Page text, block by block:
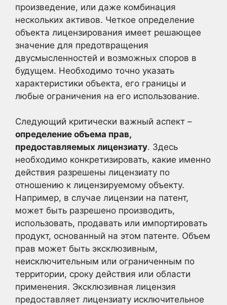
произведение, или даже комбинация
нескольких активов. Четкое определение
объекта лицензирования имеет решающее
значение для предотвращения
двусмысленностей и возможных споров в
будущем. Необходимо точно указать
характеристики объекта, его границы и
любые ограничения на его использование.
Следующий критически важный аспект –
определение объема прав,
предоставляемых лицензиату. Здесь
необходимо конкретизировать, какие именно
действия разрешены лицензиату по
отношению к лицензируемому объекту.
Например, в случае лицензии на патент,
может быть разрешено производить,
использовать, продавать или импортировать
продукт, основанный на этом патенте. Объем
прав может быть эксклюзивным,
неисключительным или ограниченным по
территории, сроку действия или области
применения. Эксклюзивная лицензия
предоставляет лицензиату исключительное